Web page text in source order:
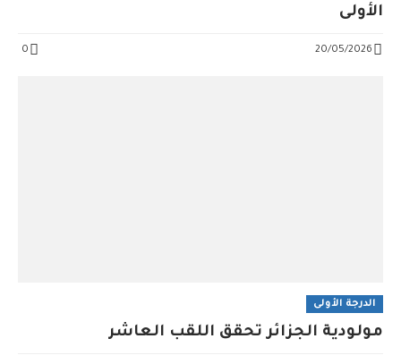
الأولى
20/05/2026
0
الدرجة الأولى
مولودية الجزائر تُحقق اللقب العاشر